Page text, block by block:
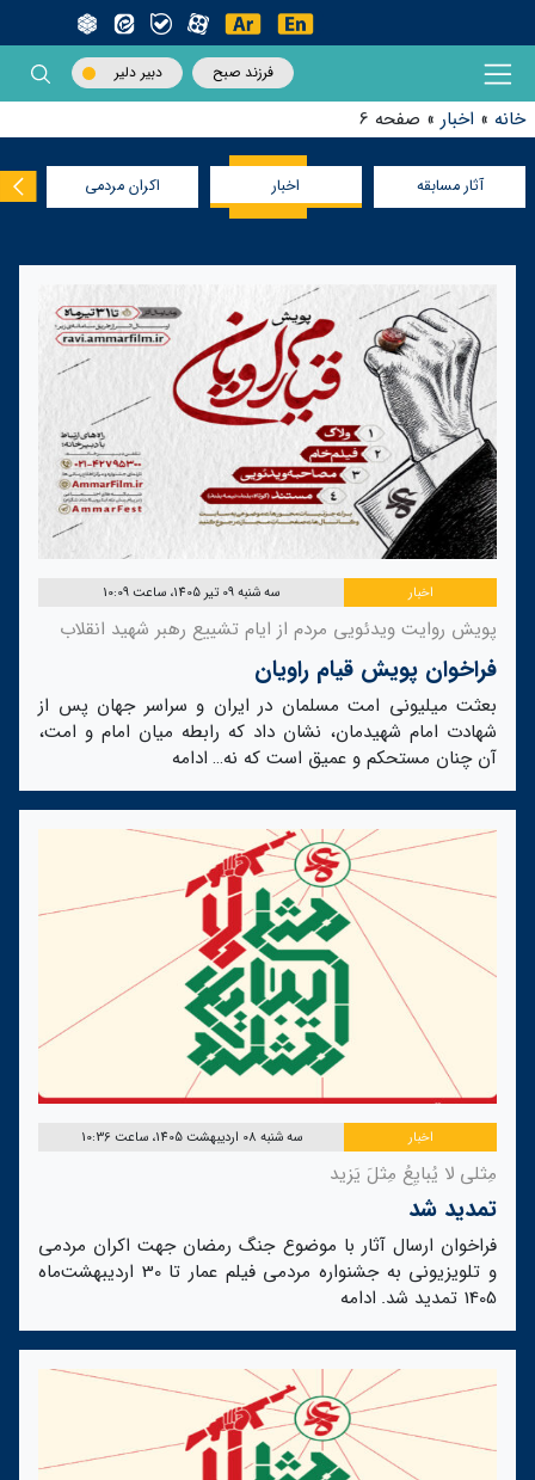
فرزند صبح دبیر دلیر
خانه » اخبار » صفحه 6
آثار مسابقه اخبار اکران مردمی
اخبار سه شنبه 09 تیر 1405، ساعت 10:09
پویش روایت ویدئویی مردم از ایام تشییع رهبر شهید انقلاب
فراخوان پویش قیام راویان
بعثت میلیونی امت مسلمان در ایران و سراسر جهان پس از
شهادت امام شهیدمان، نشان داد که رابطه میان امام و امت،
آن چنان مستحکم و عمیق است که نه… ادامه
اخبار سه شنبه 08 اردیبهشت 1405، ساعت 10:36
مِثلی لا یُبایِعُ مِثلَ یَزید
تمدید شد
فراخوان ارسال آثار با موضوع جنگ رمضان جهت اکران مردمی
و تلویزیونی به جشنواره مردمی فیلم عمار تا 30 اردیبهشت‌ماه
1405 تمدید شد.
ادامه